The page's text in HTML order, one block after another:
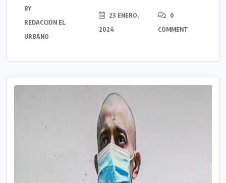
BY
REDACCIÓN EL
URBANO
23 ENERO,
2024
0
COMMENT